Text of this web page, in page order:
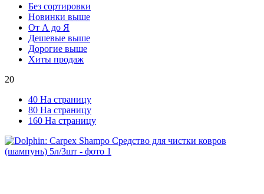
Без сортировки
Новинки выше
От А до Я
Дешевые выше
Дорогие выше
Хиты продаж
20
40 На страницу
80 На страницу
160 На страницу